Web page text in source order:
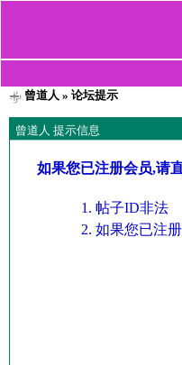
曾道人 » 论坛提示
曾道人 提示信息
如果您已注册会员,请
帖子ID非法
如果您已注